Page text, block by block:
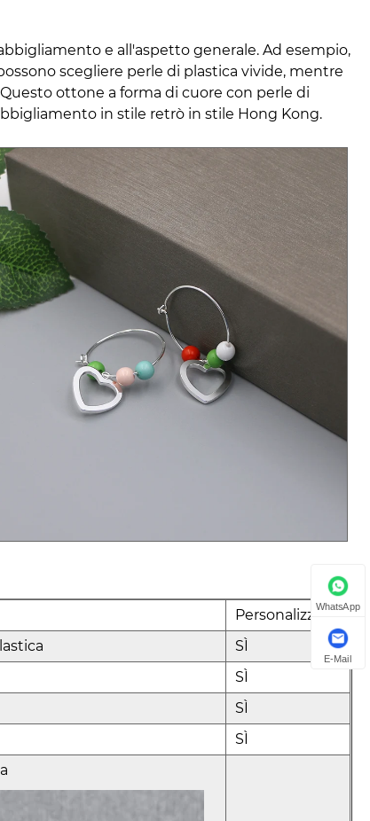
e all'aspetto generale. Ad esempio,
scegliere perle di plastica vivide, mentre
ottone a forma di cuore con perle di
in stile retrò in stile Hong Kong.
Personalizzato
SÌ
SÌ
SÌ
SÌ
WhatsApp
E-Mail